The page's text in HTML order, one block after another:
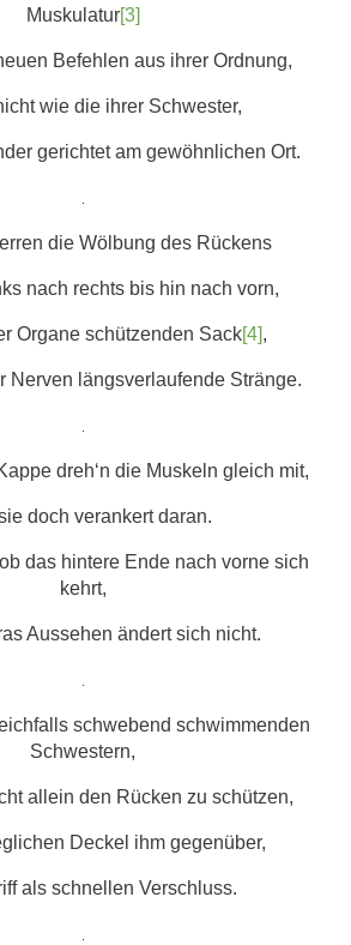
Muskulatur[3]
Befehlen aus ihrer Ordnung,
wie die ihrer Schwester,
gerichtet am gewöhnlichen Ort.
die Wölbung des Rückens
nach rechts bis hin nach vorn,
Organe schützenden Sack[4],
Nerven längsverlaufende Stränge.
dreh‘n die Muskeln gleich mit,
doch verankert daran.
das hintere Ende nach vorne sich
kehrt,
Aussehen ändert sich nicht.
schwebend schwimmenden
Schwestern,
allein den Rücken zu schützen,
Deckel ihm gegenüber,
als schnellen Verschluss.